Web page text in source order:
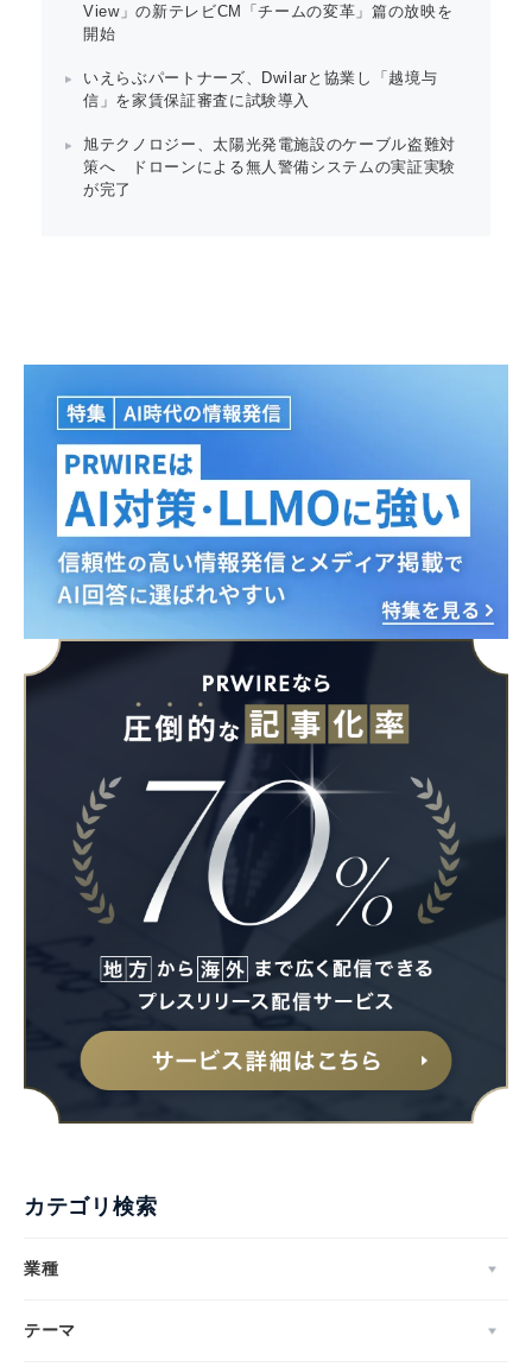
View」の新テレビCM「チームの変革」篇の放映を
開始
いえらぶパートナーズ、Dwilarと協業し「越境与
信」を家賃保証審査に試験導入
旭テクノロジー、太陽光発電施設のケーブル盗難対
策へ ドローンによる無人警備システムの実証実験
が完了
カテゴリ検索
業種
テーマ